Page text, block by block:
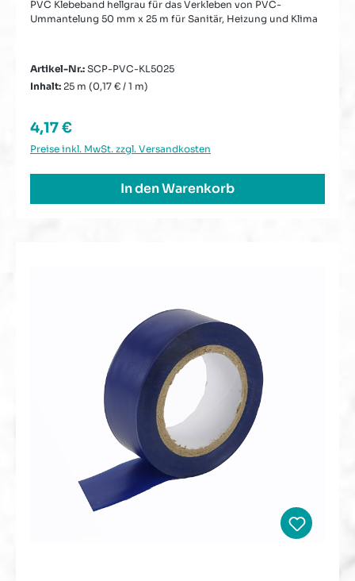
PVC Klebeband hellgrau für das Verkleben von PVC-
Ummantelung 50 mm x 25 m für Sanitär, Heizung und Klima
Artikel-Nr.: SCP-PVC-KL5025
Inhalt: 25 m (0,17 € / 1 m)
Regulärer Preis:
4,17 €
Preise inkl. MwSt. zzgl. Versandkosten
In den Warenkorb